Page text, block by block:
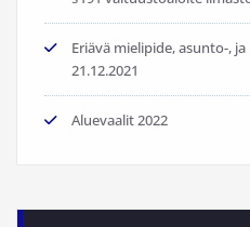
Eriävä mielipide, asunto-,
21.12.2021
Aluevaalit 2022